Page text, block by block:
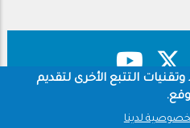
التتبع الأخرى لتقديم
لدينا